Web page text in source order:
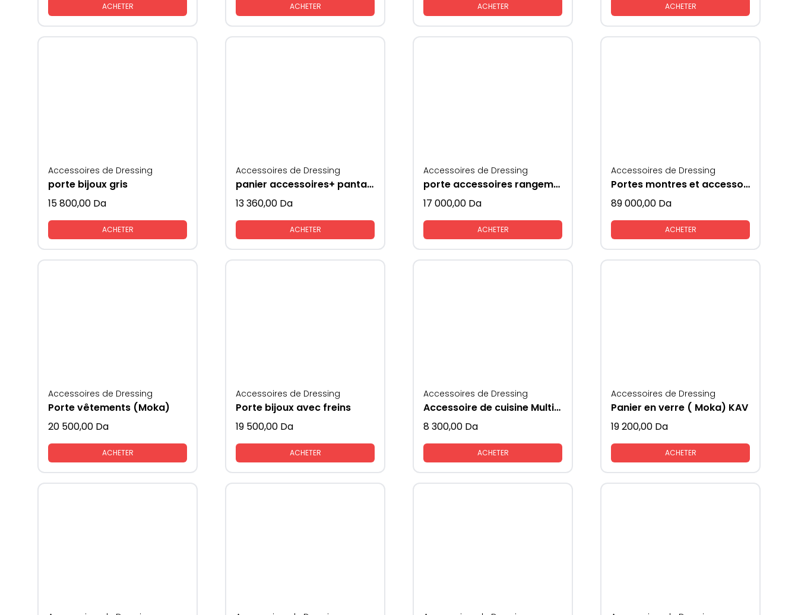
ACHETER ACHETER ACHETER ACHETER
Accessoires de Dressing
porte bijoux gris
15 800,00 Da
ACHETER
Accessoires de Dressing
panier accessoires+ pantalons gris
13 360,00 Da
ACHETER
Accessoires de Dressing
porte accessoires rangements gris + orange
17 000,00 Da
ACHETER
Accessoires de Dressing
Portes montres et accessoires
89 000,00 Da
ACHETER
Accessoires de Dressing
Porte vêtements (Moka)
20 500,00 Da
ACHETER
Accessoires de Dressing
Porte bijoux avec freins
19 500,00 Da
ACHETER
Accessoires de Dressing
Accessoire de cuisine Multifonctions
8 300,00 Da
ACHETER
Accessoires de Dressing
Panier en verre ( Moka) KAV
19 200,00 Da
ACHETER